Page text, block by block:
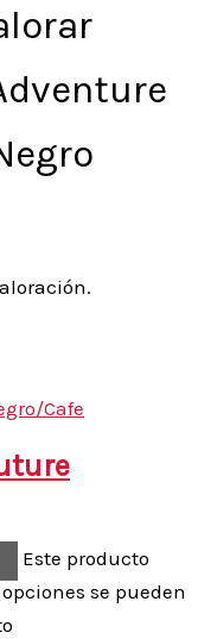
Este producto
se pueden